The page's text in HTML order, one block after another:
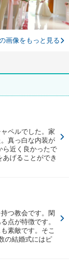
画像をもっと見る
ペルでした。家
真っ白な内装が
ら近く良かったで
げることができ
つ教会です。閑
点が特徴です。
素敵です。そこ
の結婚式にはピ